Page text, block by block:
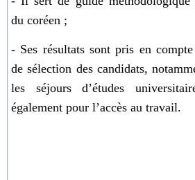
du coréen ;
- Ses résultats sont pris en
de sélection des candidats,
les séjours d’études
également pour l’accès au travail.